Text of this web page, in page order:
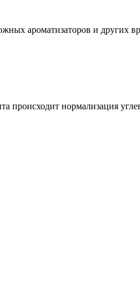
ароматизаторов и других
происходит нормализация